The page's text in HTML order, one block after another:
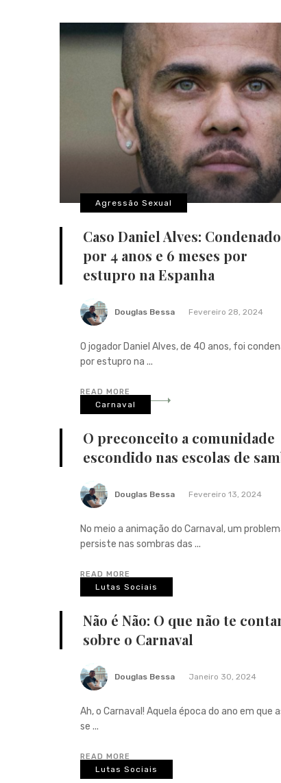
Agressão Sexual
Caso Daniel Alves: Condenado
por 4 anos e 6 meses por
estupro na Espanha
Douglas Bessa Fevereiro 28, 2024
O jogador Daniel Alves, de 40 anos, foi
por estupro na ...
READ MORE
Carnaval
O preconceito a comunidade
escondido nas escolas de
Douglas Bessa Fevereiro 13, 2024
No meio a animação do Carnaval, um
persiste nas sombras das ...
READ MORE
Lutas Sociais
Não é Não: O que não te
sobre o Carnaval
Douglas Bessa Janeiro 30, 2024
Ah, o Carnaval! Aquela época do ano em que
se ...
READ MORE
Lutas Sociais